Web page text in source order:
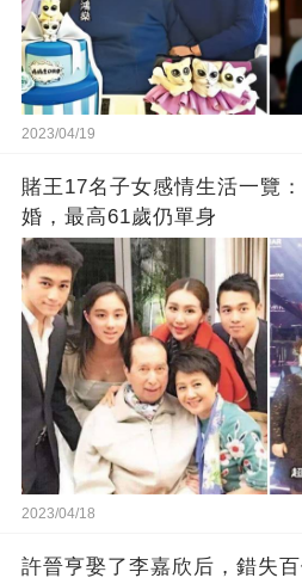
2023/04/19
賭王17名子女感情生活一覽
婚，最高61歲仍單身
2023/04/18
許晉亨娶了李嘉欣后，錯失